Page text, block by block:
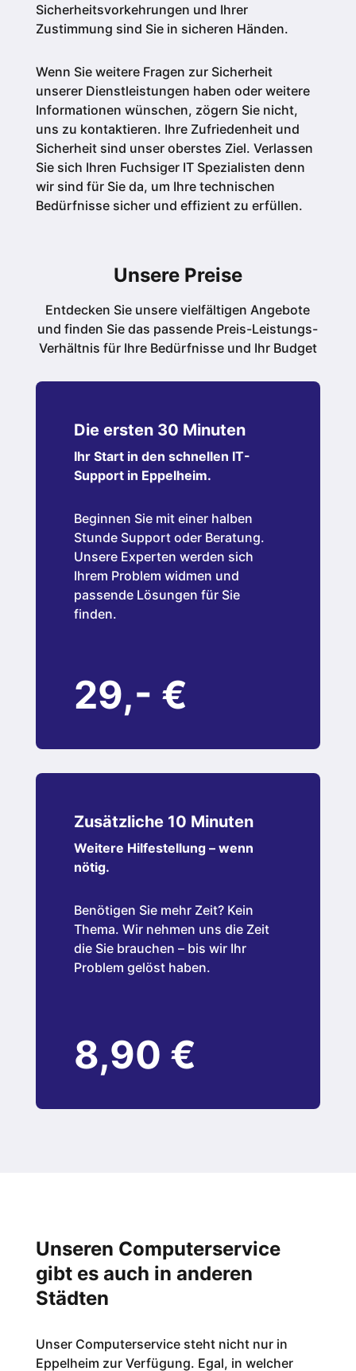
Sicherheitsvorkehrungen und Ihrer
Zustimmung sind Sie in sicheren Händen.
Wenn Sie weitere Fragen zur Sicherheit
unserer Dienstleistungen haben oder weitere
Informationen wünschen, zögern Sie nicht,
uns zu kontaktieren. Ihre Zufriedenheit und
Sicherheit sind unser oberstes Ziel. Verlassen
Sie sich Ihren Fuchsiger IT Spezialisten denn
wir sind für Sie da, um Ihre technischen
Bedürfnisse sicher und effizient zu erfüllen.
Unsere Preise
Entdecken Sie unsere vielfältigen Angebote
und finden Sie das passende Preis-Leistungs-
Verhältnis für Ihre Bedürfnisse und Ihr Budget
Die ersten 30 Minuten
Ihr Start in den schnellen IT-
Support in Eppelheim.
Beginnen Sie mit einer halben
Stunde Support oder Beratung.
Unsere Experten werden sich
Ihrem Problem widmen und
passende Lösungen für Sie
finden.
29,- €
Zusätzliche 10 Minuten
Weitere Hilfestellung – wenn
nötig.
Benötigen Sie mehr Zeit? Kein
Thema. Wir nehmen uns die Zeit
die Sie brauchen – bis wir Ihr
Problem gelöst haben.
8,90 €
Unseren Computerservice
gibt es auch in anderen
Städten
Unser Computerservice steht nicht nur in
Eppelheim zur Verfügung. Egal, in welcher